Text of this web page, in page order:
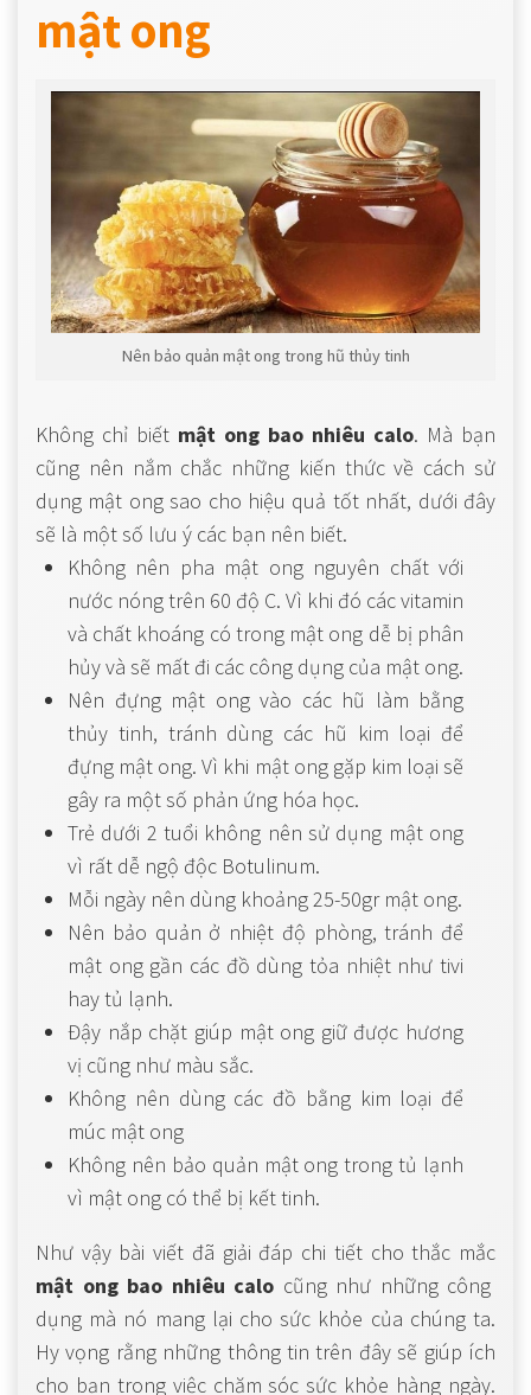
mật ong
Nên bảo quản mật ong trong hũ thủy tinh
Không chỉ biết mật ong bao nhiêu calo. Mà bạn
cũng nên nắm chắc những kiến thức về cách sử
dụng mật ong sao cho hiệu quả tốt nhất, dưới đây
sẽ là một số lưu ý các bạn nên biết.
Không nên pha mật ong nguyên chất với
nước nóng trên 60 độ C. Vì khi đó các vitamin
và chất khoáng có trong mật ong dễ bị phân
hủy và sẽ mất đi các công dụng của mật ong.
Nên đựng mật ong vào các hũ làm bằng
thủy tinh, tránh dùng các hũ kim loại để
đựng mật ong. Vì khi mật ong gặp kim loại sẽ
gây ra một số phản ứng hóa học.
Trẻ dưới 2 tuổi không nên sử dụng mật ong
vì rất dễ ngộ độc Botulinum.
Mỗi ngày nên dùng khoảng 25-50gr mật ong.
Nên bảo quản ở nhiệt độ phòng, tránh để
mật ong gần các đồ dùng tỏa nhiệt như tivi
hay tủ lạnh.
Đậy nắp chặt giúp mật ong giữ được hương
vị cũng như màu sắc.
Không nên dùng các đồ bằng kim loại để
múc mật ong
Không nên bảo quản mật ong trong tủ lạnh
vì mật ong có thể bị kết tinh.
Như vậy bài viết đã giải đáp chi tiết cho thắc mắc
mật ong bao nhiêu calo cũng như những công
dụng mà nó mang lại cho sức khỏe của chúng ta.
Hy vọng rằng những thông tin trên đây sẽ giúp ích
cho bạn trong việc chăm sóc sức khỏe hàng ngày.